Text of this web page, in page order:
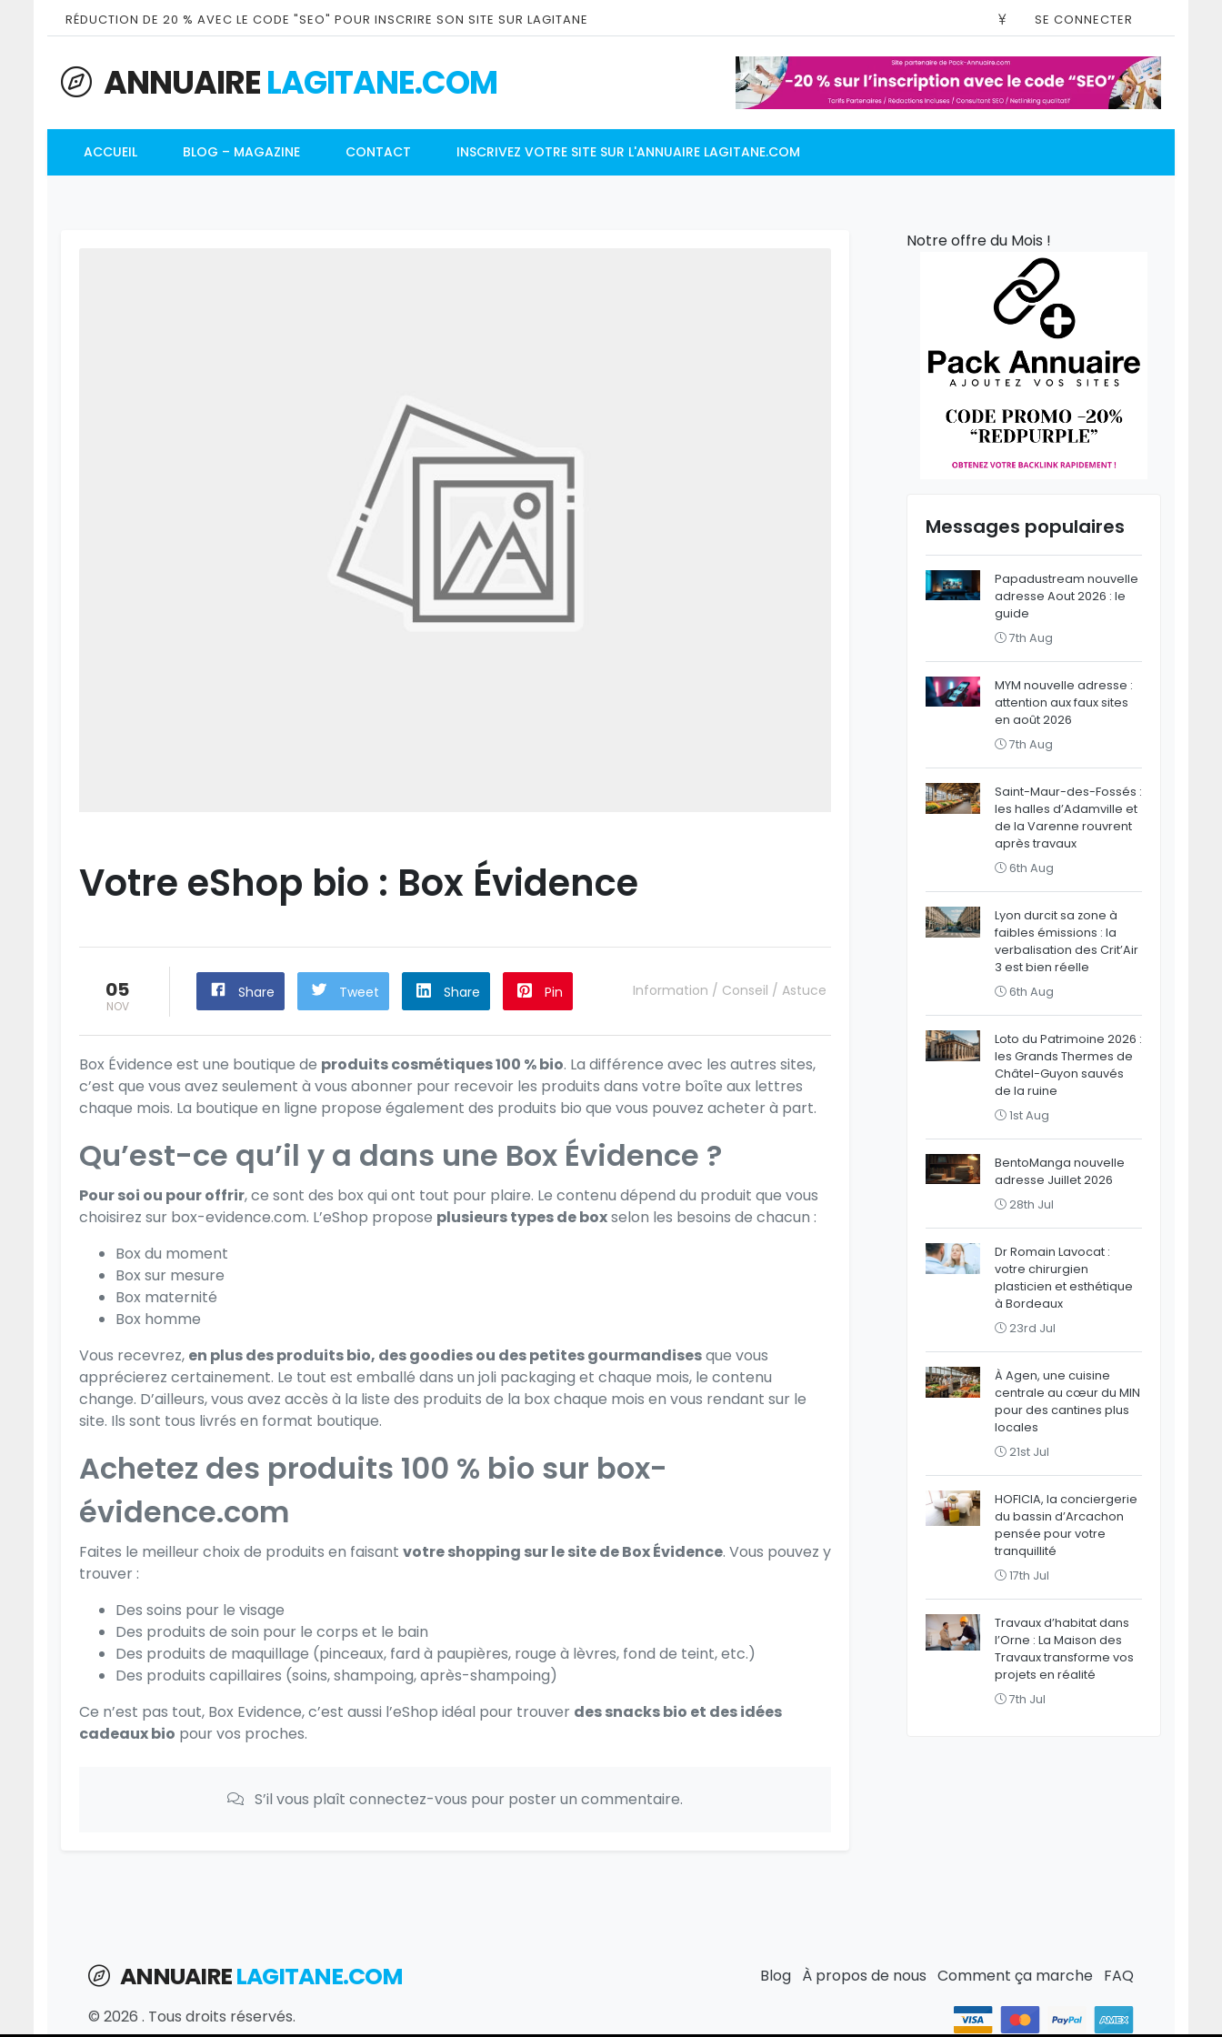
RÉDUCTION DE 20 % AVEC LE CODE "SEO" POUR INSCRIRE SON SITE SUR LAGITANE SE CONNECTER
ANNUAIRELAGITANE.COM
ACCUEIL BLOG – MAGAZINE CONTACT INSCRIVEZ VOTRE SITE SUR L'ANNUAIRE LAGITANE.COM
Votre eShop bio : Box Évidence
05
NOV
Share Tweet Share Pin Information / Conseil / Astuce
Box Évidence est une boutique de produits cosmétiques 100 % bio. La différence avec les autres sites,
c’est que vous avez seulement à vous abonner pour recevoir les produits dans votre boîte aux lettres
chaque mois. La boutique en ligne propose également des produits bio que vous pouvez acheter à part.
Qu’est-ce qu’il y a dans une Box Évidence ?
Pour soi ou pour offrir, ce sont des box qui ont tout pour plaire. Le contenu dépend du produit que vous
choisirez sur box-evidence.com. L’eShop propose plusieurs types de boxselon les besoins de chacun :
Box du moment
Box sur mesure
Box maternité
Box homme
Vous recevrez, en plus des produits bio, des goodies ou des petites gourmandisesque vous
apprécierez certainement. Le tout est emballé dans un joli packaging et chaque mois, le contenu
change. D’ailleurs, vous avez accès à la liste des produits de la box chaque mois en vous rendant sur le
site. Ils sont tous livrés en format boutique.
Achetez des produits 100 % bio sur box-
évidence.com
Faites le meilleur choix de produits en faisant votre shopping sur le site de Box Évidence. Vous pouvez y
trouver :
Des soins pour le visage
Des produits de soin pour le corps et le bain
Des produits de maquillage (pinceaux, fard à paupières, rouge à lèvres, fond de teint, etc.)
Des produits capillaires (soins, shampoing, après-shampoing)
Ce n’est pas tout, Box Evidence, c’est aussi l’eShop idéal pour trouver des snacks bio et des idées
cadeaux bio pour vos proches.
S’il vous plaît connectez-vous pour poster un commentaire.
Notre offre du Mois !
Messages populaires
Papadustream nouvelle
adresse Aout 2026 : le
guide
7th Aug
MYM nouvelle adresse :
attention aux faux sites
en août 2026
7th Aug
Saint-Maur-des-Fossés :
les halles d’Adamville et
de la Varenne rouvrent
après travaux
6th Aug
Lyon durcit sa zone à
faibles émissions : la
verbalisation des Crit’Air
3 est bien réelle
6th Aug
Loto du Patrimoine 2026 :
les Grands Thermes de
Châtel-Guyon sauvés
de la ruine
1st Aug
BentoManga nouvelle
adresse Juillet 2026
28th Jul
Dr Romain Lavocat :
votre chirurgien
plasticien et esthétique
à Bordeaux
23rd Jul
À Agen, une cuisine
centrale au cœur du MIN
pour des cantines plus
locales
21st Jul
HOFICIA, la conciergerie
du bassin d’Arcachon
pensée pour votre
tranquillité
17th Jul
Travaux d’habitat dans
l’Orne : La Maison des
Travaux transforme vos
projets en réalité
7th Jul
ANNUAIRELAGITANE.COM Blog À propos de nous Comment ça marche FAQ
© 2026 . Tous droits réservés.